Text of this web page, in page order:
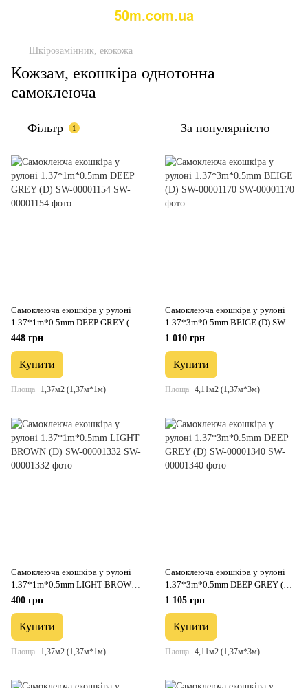
Шкірозамінник, екокожа
Кожзам, екошкіра однотонна
самоклеюча
Фільтр 1 За популярністю
Самоклеюча екошкіра у рулоні
1.37*1m*0.5mm DEEP GREY (D)
SW-00001154
448 грн
Купити
Площа 1,37м2 (1,37м*1м)
Самоклеюча екошкіра у рулоні
1.37*3m*0.5mm BEIGE (D) SW-
00001170
1 010 грн
Купити
Площа 4,11м2 (1,37м*3м)
Самоклеюча екошкіра у рулоні
1.37*1m*0.5mm LIGHT BROWN
(D) SW-00001332
400 грн
Купити
Площа 1,37м2 (1,37м*1м)
Самоклеюча екошкіра у рулоні
1.37*3m*0.5mm DEEP GREY (D)
SW-00001340
1 105 грн
Купити
Площа 4,11м2 (1,37м*3м)